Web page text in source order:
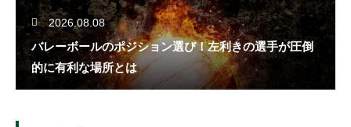
2026.08.08
バレーボールのポジション選び！左利きの選手が圧倒
的に有利な場所とは